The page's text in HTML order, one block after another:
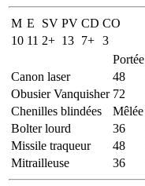
M E SV PV CD CO
10 11 2+ 13 7+ 3
Portée
Canon laser
48
Obusier Vanquisher 72
Chenilles blindées
Mêlée
Bolter lourd
36
Missile traqueur
48
Mitrailleuse
36